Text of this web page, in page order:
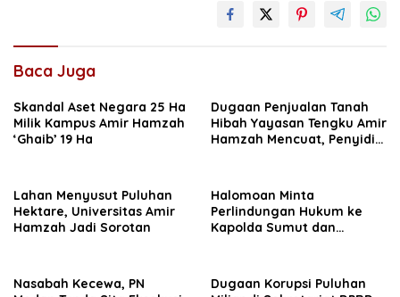
Baca Juga
Skandal Aset Negara 25 Ha
Milik Kampus Amir Hamzah
‘Ghaib’ 19 Ha
Dugaan Penjualan Tanah
Hibah Yayasan Tengku Amir
Hamzah Mencuat, Penyidik
Lahan Menyusut Puluhan
Hektare, Universitas Amir
Hamzah Jadi Sorotan
Halomoan Minta
Perlindungan Hukum ke
Kapolda Sumut dan
Nasabah Kecewa, PN
Dugaan Korupsi Puluhan